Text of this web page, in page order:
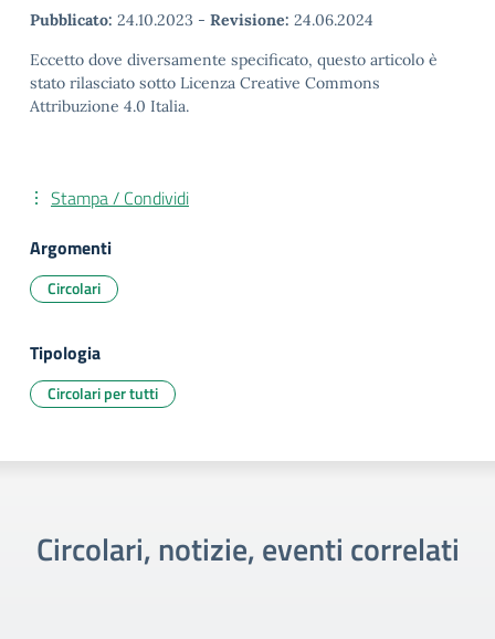
Pubblicato: 24.10.2023 - Revisione: 24.06.2024
Eccetto dove diversamente specificato, questo articolo è
stato rilasciato sotto Licenza Creative Commons
Attribuzione 4.0 Italia.
Stampa / Condividi
Argomenti
Circolari
Tipologia
Circolari per tutti
Circolari, notizie, eventi correlati